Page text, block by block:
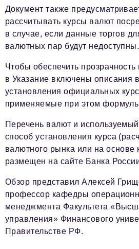
Документ также
рассчитывать курсы валют
в случае, если данные торгов
валютных пар будут недоступны.
Чтобы обеспечить
в Указание включены описания
установления официальных
применяемые при этом формулы
Перечень валют и
способ установления курса
валютного рынка или на основе
размещен на сайте Банка
Обзор представил Алексей
профессор кафедры
менеджмента Факультета
управления» Финансового
Правительстве РФ.